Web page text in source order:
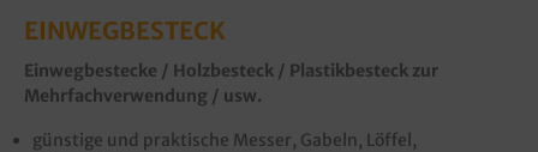
EINWEGBESTECK
Einwegbestecke / Holzbesteck / Plastikbesteck zur
Mehrfachverwendung / usw.
günstige und praktische Messer, Gabeln, Löffel,